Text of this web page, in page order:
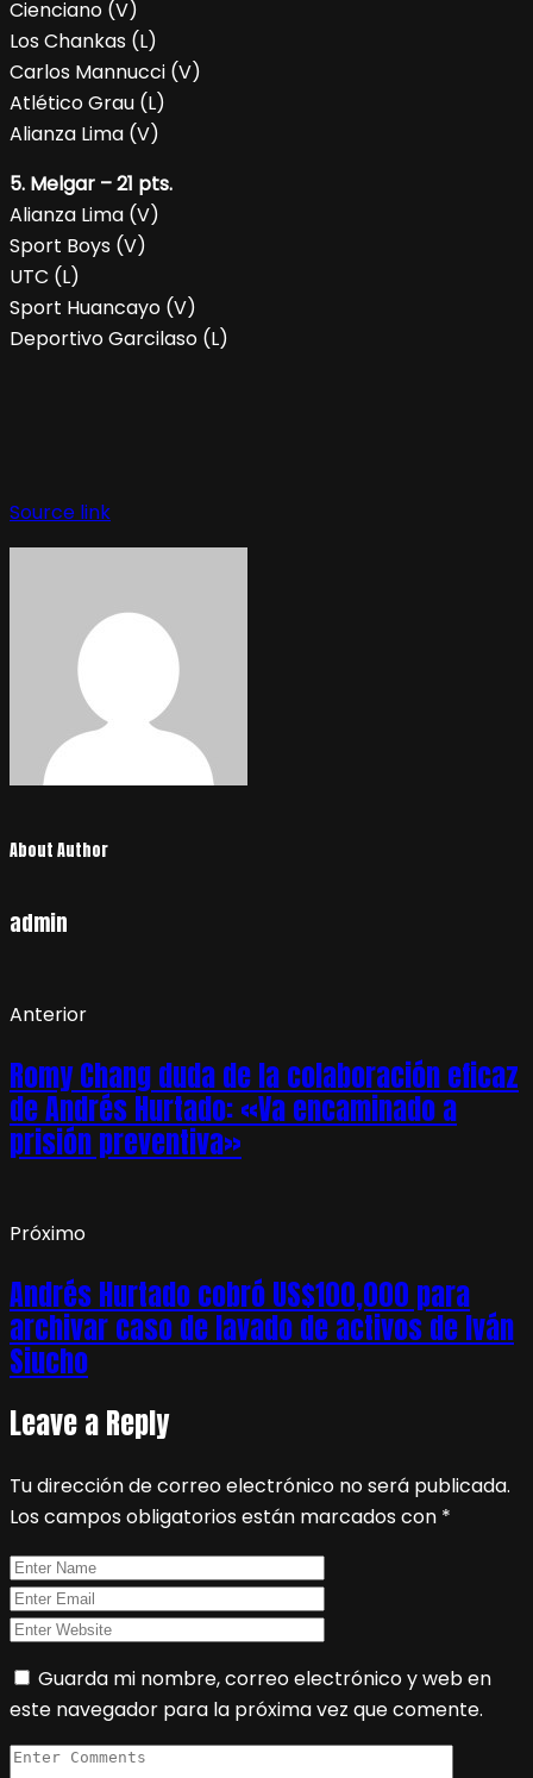
Cienciano (V)
Los Chankas (L)
Carlos Mannucci (V)
Atlético Grau (L)
Alianza Lima (V)
5. Melgar – 21 pts.
Alianza Lima (V)
Sport Boys (V)
UTC (L)
Sport Huancayo (V)
Deportivo Garcilaso (L)
Source link
About Author
admin
Anterior
Romy Chang duda de la colaboración eficaz
de Andrés Hurtado: «Va encaminado a
prisión preventiva»
Próximo
Andrés Hurtado cobró US$100,000 para
archivar caso de lavado de activos de Iván
Siucho
Leave a Reply
Tu dirección de correo electrónico no será publicada.
Los campos obligatorios están marcados con *
Guarda mi nombre, correo electrónico y web en
este navegador para la próxima vez que comente.